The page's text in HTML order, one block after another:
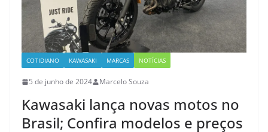
COTIDIANO KAWASAKI MARCAS NOTÍCIAS
5 de junho de 2024 Marcelo Souza
Kawasaki lança novas motos no
Brasil; Confira modelos e preços